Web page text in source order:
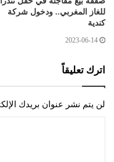
للغاز المغربي.. ودخول شركة
كندية
2023-06-14
اترك تعليقاً
لن يتم نشر عنوان بريدك